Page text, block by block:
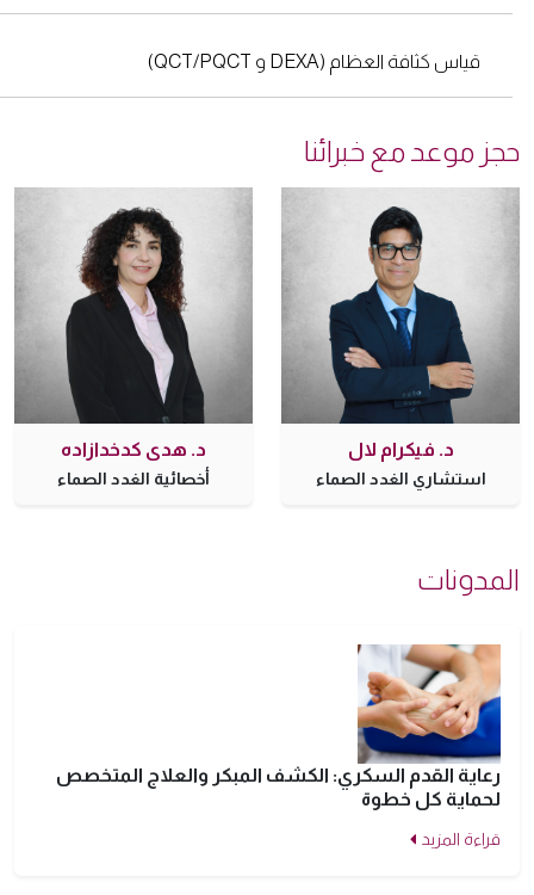
قياس كثافة العظام (DEXA و QCT/PQCT)
موعد مع خبرائنا
د. فيكرام لال
استشاري الغدد الصماء
د. هدى كدخدازاده
أخصائية الغدد الصماء
رعاية القدم السكري: الكشف المبكر والعلاج المتخصص
لحماية كل خطوة
قراءة المزيد